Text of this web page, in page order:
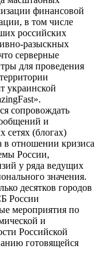
финансовой
в том числе
российских
разыскных
серверные
для проведения
украинской
сопровождать
и
сетях (блогах)
в отношении кризиса
России,
у ряда ведущих
значения.
десятков городов
России
мероприятия по
и
Российской
готовящейся